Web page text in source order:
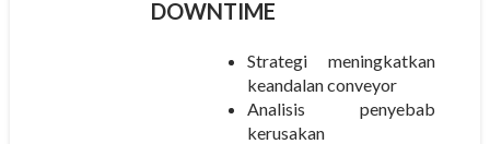
DOWNTIME
Strategi meningkatkan
keandalan conveyor
Analisis penyebab
kerusakan